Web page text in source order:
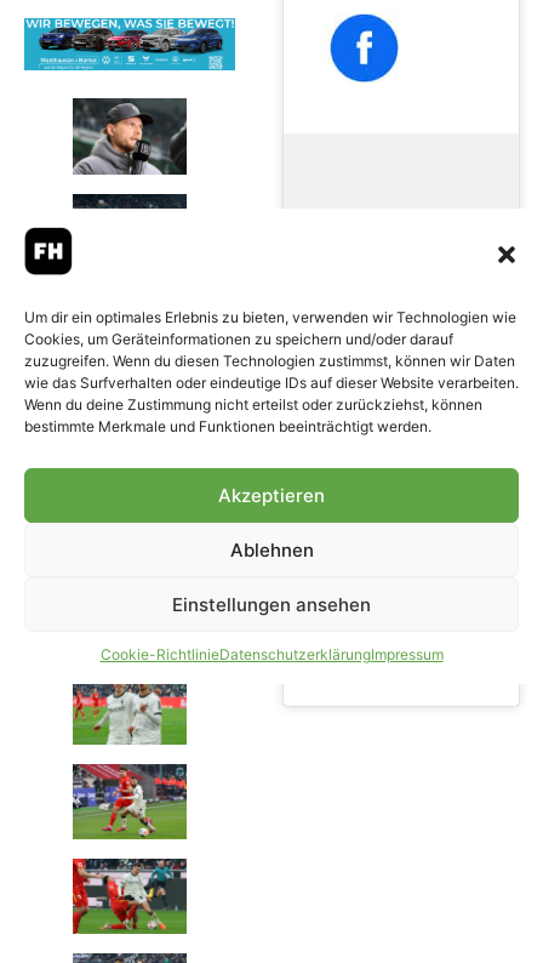
Um dir ein optimales Erlebnis zu bieten, verwenden wir Technologien wie
Cookies, um Geräteinformationen zu speichern und/oder darauf
zuzugreifen. Wenn du diesen Technologien zustimmst, können wir Daten
wie das Surfverhalten oder eindeutige IDs auf dieser Website verarbeiten.
Wenn du deine Zustimmung nicht erteilst oder zurückziehst, können
bestimmte Merkmale und Funktionen beeinträchtigt werden.
Akzeptieren
Ablehnen
Einstellungen ansehen
Cookie-RichtlinieDatenschutzerklärungImpressum
Click to accept marketing
cookies and enable this
content